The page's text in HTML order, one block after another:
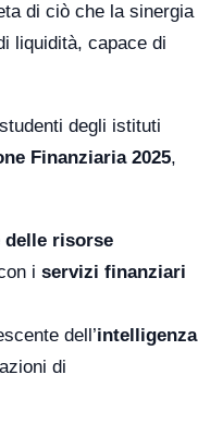
di ciò che la sinergia
liquidità, capace di
degli istituti
Finanziaria 2025,
delle risorse
i servizi finanziari
dell’intelligenza
di